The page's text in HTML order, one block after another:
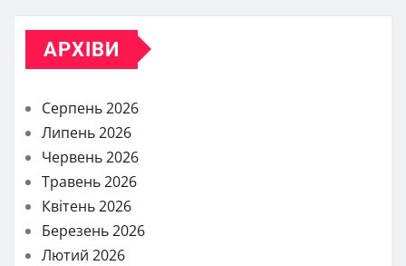
АРХІВИ
Серпень 2026
Липень 2026
Червень 2026
Травень 2026
Квітень 2026
Березень 2026
Лютий 2026